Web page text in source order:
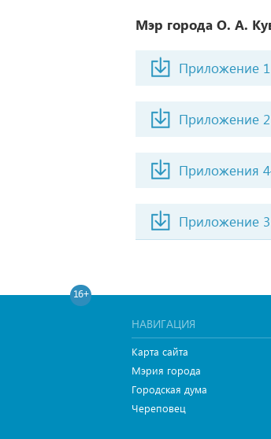
Мэр города О. А.
Приложение 1
Приложение 2
Приложения
Приложение 3
16+
НАВИГАЦИЯ
Карта сайта
Мэрия города
Городская дума
Череповец